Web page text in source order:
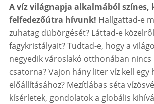
A víz világnapja alkalmából színes,
felfedezőútra hívunk! Hallgattad-e
zuhatag dübörgését? Láttad-e
fagykristályait? Tudtad-e, hogy a
negyedik városlakó otthonában nincs
csatorna? Vajon hány liter víz kell
előállításához? Mezítlábas séta
kísérletek, gondolatok a globális